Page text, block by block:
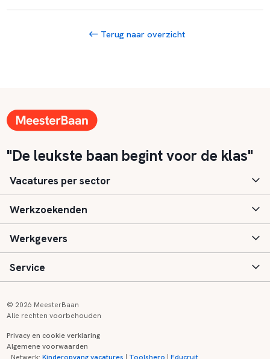
Terug naar overzicht
"De leukste baan begint voor de klas"
Vacatures per sector
Basisonderwijs
Speciaal (basis) onderwijs
Voortgezet onderwijs
Kinderopvang
Werkzoekenden
Aanmelden
Vacatures
Zij-instroom informatie
Werkgevers
Inloggen
Registreren
Service
Onderwijs links
© 2026 MeesterBaan
Alle rechten voorbehouden
Privacy en cookie verklaring
Algemene voorwaarden
Netwerk:Kinderopvang vacatures | Toolshero |Educruit